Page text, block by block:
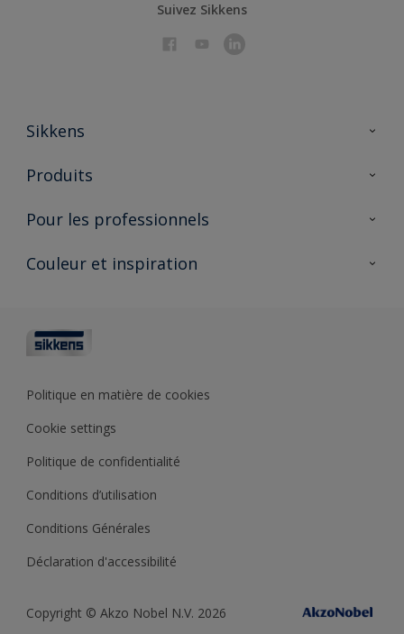
Suivez Sikkens
Sikkens
À propos de Sikkens
Durabilité
Produits
Produits pour l’intérieur
Trouver un point de vente
Pour les professionnels
Partenaires Sikkens 🔗
Architectes
Couleur et inspiration
Testeurs de couleur
Collections de couleurs
Base de connaissances
Politique en matière de cookies
Cookie settings
Politique de confidentialité
Conditions d’utilisation
Conditions Générales
Déclaration d'accessibilité
Copyright © Akzo Nobel N.V. 2026